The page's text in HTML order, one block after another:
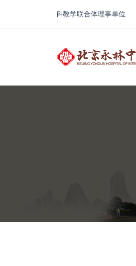
第一医院骨科教学联合体理事单位